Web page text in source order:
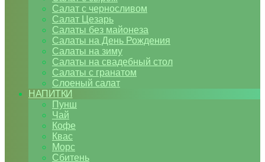
Салат с черносливом
Салат Цезарь
Салаты без майонеза
Салаты на День Рождения
Салаты на зиму
Салаты на свадебный стол
Салаты с гранатом
Слоеный салат
НАПИТКИ
Пунш
Чай
Кофе
Квас
Морс
Сбитень